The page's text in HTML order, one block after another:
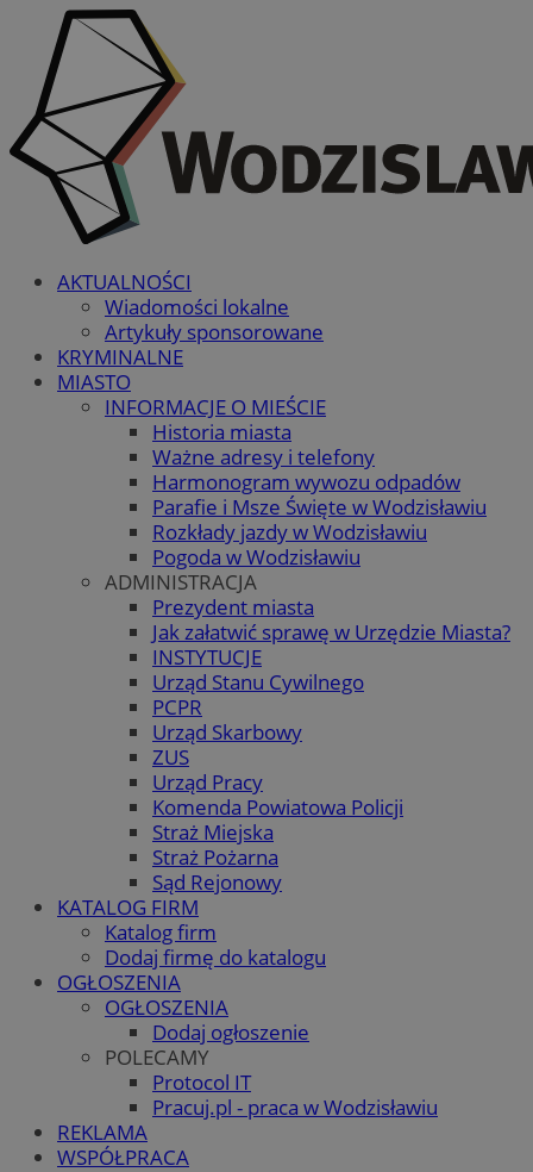
AKTUALNOŚCI
Wiadomości lokalne
Artykuły sponsorowane
KRYMINALNE
MIASTO
INFORMACJE O MIEŚCIE
Historia miasta
Ważne adresy i telefony
Harmonogram wywozu odpadów
Parafie i Msze Święte w Wodzisławiu
Rozkłady jazdy w Wodzisławiu
Pogoda w Wodzisławiu
ADMINISTRACJA
Prezydent miasta
Jak załatwić sprawę w Urzędzie Miasta?
INSTYTUCJE
Urząd Stanu Cywilnego
PCPR
Urząd Skarbowy
ZUS
Urząd Pracy
Komenda Powiatowa Policji
Straż Miejska
Straż Pożarna
Sąd Rejonowy
KATALOG FIRM
Katalog firm
Dodaj firmę do katalogu
OGŁOSZENIA
OGŁOSZENIA
Dodaj ogłoszenie
POLECAMY
Protocol IT
Pracuj.pl - praca w Wodzisławiu
REKLAMA
WSPÓŁPRACA